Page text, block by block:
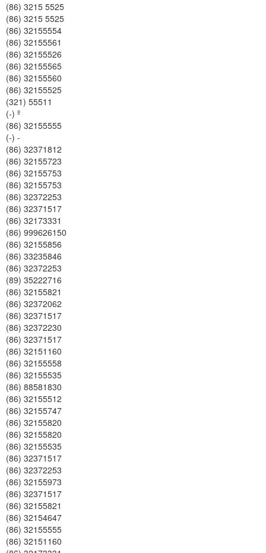
(86) 3215 5525
(86) 3215 5525
(86) 32155554
(86) 32155561
(86) 32155526
(86) 32155565
(86) 32155560
(86) 32155525
(321) 55511
(-) º
(86) 32155555
(-) -
(86) 32371812
(86) 32155723
(86) 32155753
(86) 32155753
(86) 32372253
(86) 32371517
(86) 32173331
(86) 999626150
(86) 32155856
(86) 33235846
(86) 32372253
(89) 35222716
(86) 32155821
(86) 32372062
(86) 32371517
(86) 32372230
(86) 32371517
(86) 32151160
(86) 32155558
(86) 32155535
(86) 88581830
(86) 32155512
(86) 32155747
(86) 32155820
(86) 32155820
(86) 32155535
(86) 32371517
(86) 32372253
(86) 32155973
(86) 32371517
(86) 32155821
(86) 32154647
(86) 32155555
(86) 32151160